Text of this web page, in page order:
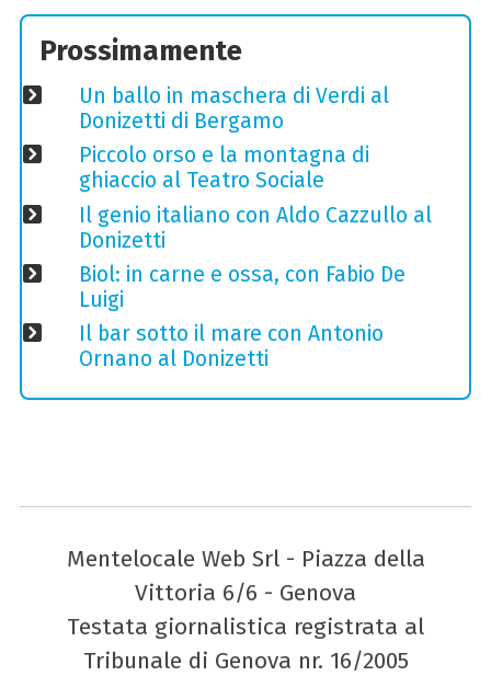
Prossimamente
Un ballo in maschera di Verdi al
Donizetti di Bergamo
Piccolo orso e la montagna di
ghiaccio al Teatro Sociale
Il genio italiano con Aldo Cazzullo al
Donizetti
Biol: in carne e ossa, con Fabio De
Luigi
Il bar sotto il mare con Antonio
Ornano al Donizetti
Mentelocale Web Srl - Piazza della
Vittoria 6/6 - Genova
Testata giornalistica registrata al
Tribunale di Genova nr. 16/2005